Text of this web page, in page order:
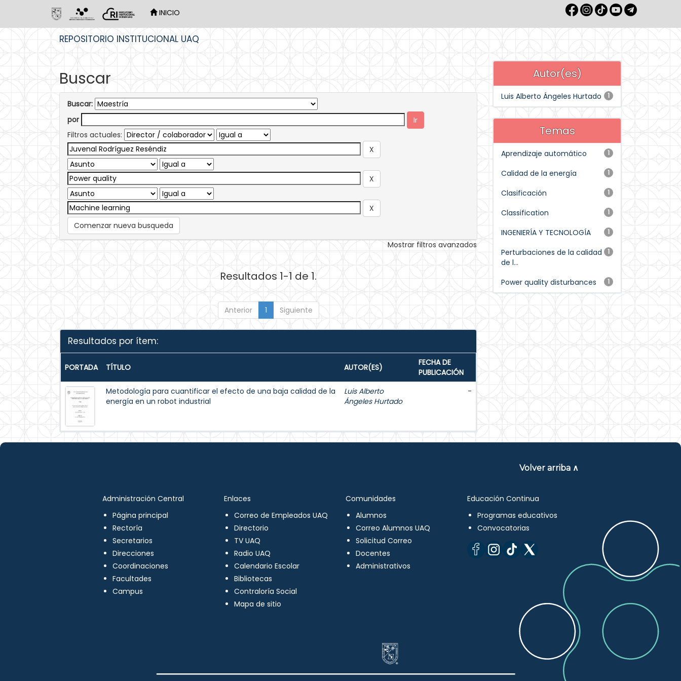
INICIO
REPOSITORIO INSTITUCIONAL UAQ
Buscar
Buscar:
por
Filtros actuales:
Comenzar nueva busqueda
Mostrar filtros avanzados
Resultados 1-1 de 1.
Anterior 1 Siguiente
Resultados por ítem:
PORTADA TÍTULO AUTOR(ES)
FECHA DE
PUBLICACIÓN
Metodología para cuantificar el efecto de una baja calidad de la
energía en un robot industrial
Luis Alberto
Ángeles Hurtado
-
Autor(es)
1
Luis Alberto Ángeles Hurtado
Temas
1
Aprendizaje automático
1
Calidad de la energía
1
Clasificación
1
Classification
1
INGENIERÍA Y TECNOLOGÍA
1
Perturbaciones de la calidad
de l...
1
Power quality disturbances
Volver arriba ∧
Administración Central
Página principal
Rectoría
Secretarios
Direcciones
Coordinaciones
Facultades
Campus
Enlaces
Correo de Empleados UAQ
Directorio
TV UAQ
Radio UAQ
Calendario Escolar
Bibliotecas
Contraloría Social
Mapa de sitio
Comunidades
Alumnos
Correo Alumnos UAQ
Solicitud Correo
Docentes
Administrativos
Educación Continua
Programas educativos
Convocatorias